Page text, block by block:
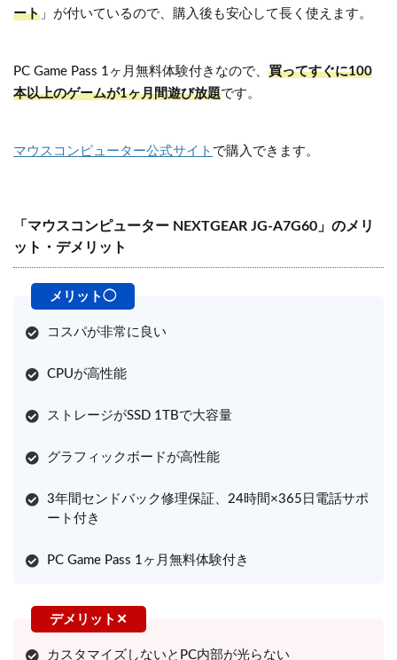
ート 」が付いているので、購入後も安心して長く使えます。
PC Game Pass 1ヶ月無料体験付きなので、 買ってすぐに100
本以上のゲームが1ヶ月間遊び放題です。
マウスコンピューター公式サイト で購入できます。
「マウスコンピューター NEXTGEAR JG-A7G60」のメリ
ット・デメリット
コスパが非常に良い
CPUが高性能
ストレージがSSD 1TBで大容量
グラフィックボードが高性能
3年間センドバック修理保証、24時間×365日電話サポ
ート付き
PC Game Pass 1ヶ月無料体験付き
カスタマイズしないとPC内部が光らない